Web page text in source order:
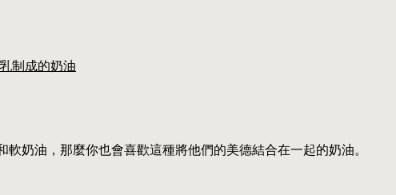
制成的奶油
奶油，那麼你也會喜歡這種將他們的美德結合在一起的奶油。